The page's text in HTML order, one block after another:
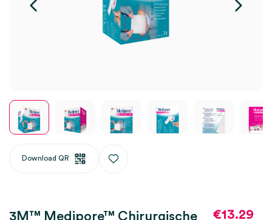
Download QR
3M™ Medipore™ Chirurgische
€13.29